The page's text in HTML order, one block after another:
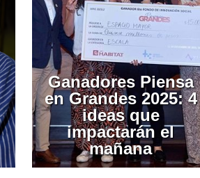
Ganadores Piensa
en Grandes 2025: 4
ideas que
impactarán el
mañana